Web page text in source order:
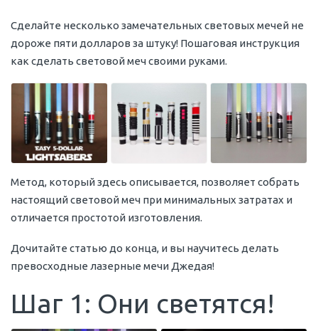
Сделайте несколько замечательных световых мечей не
дороже пяти долларов за штуку! Пошаговая инструкция
как сделать световой меч своими руками.
Метод, который здесь описывается, позволяет собрать
настоящий световой меч при минимальных затратах и
отличается простотой изготовления.
Дочитайте статью до конца, и вы научитесь делать
превосходные лазерные мечи Джедая!
Шаг 1: Они светятся!